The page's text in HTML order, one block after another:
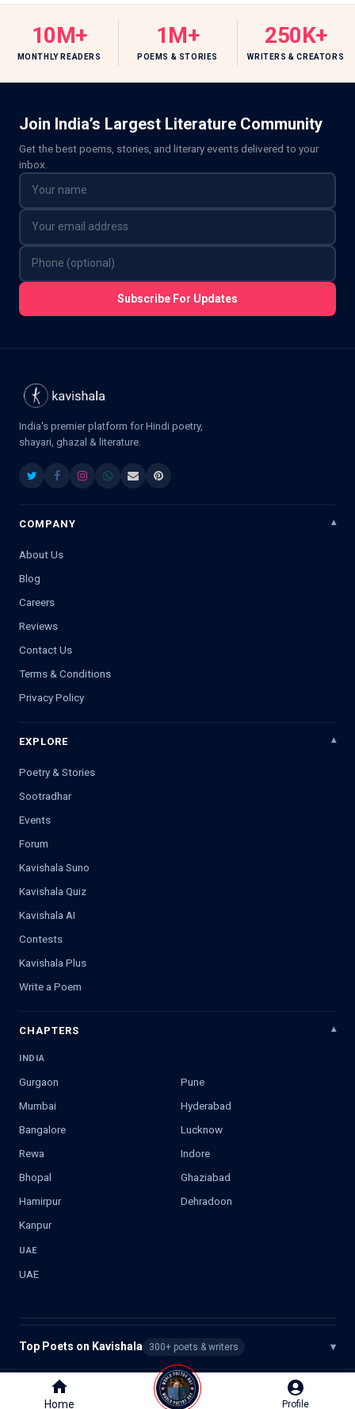
Home Profile
Home Profile
10M+
MONTHLY READERS
1M+
POEMS & STORIES
250K+
WRITERS & CREATORS
Join India’s Largest Literature Community
Get the best poems, stories, and literary events delivered to your
inbox.
Subscribe For Updates
India's premier platform for Hindi poetry,
shayari, ghazal & literature.
COMPANY
About Us
Blog
Careers
Reviews
Contact Us
Terms & Conditions
Privacy Policy
EXPLORE
Poetry & Stories
Sootradhar
Events
Forum
Kavishala Suno
Kavishala Quiz
Kavishala AI
Contests
Kavishala Plus
Write a Poem
CHAPTERS
INDIA
Gurgaon
Pune
Mumbai
Hyderabad
Bangalore
Lucknow
Rewa
Indore
Bhopal
Ghaziabad
Hamirpur
Dehradoon
Kanpur
UAE
UAE
Top Poets on Kavishala 300+ poets & writers ▾
Kavishala. All rights reserved.